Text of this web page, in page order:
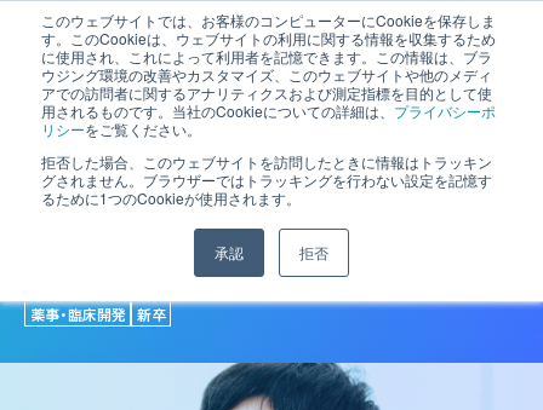
このウェブサイトでは、お客様のコンピューターにCookieを保存しま
す。このCookieは、ウェブサイトの利用に関する情報を収集するため
に使用され、これによって利用者を記憶できます。この情報は、ブラ
ウジング環境の改善やカスタマイズ、このウェブサイトや他のメディ
アでの訪問者に関するアナリティクスおよび測定指標を目的として使
用されるものです。当社のCookieについての詳細は、 プライバシーポ
リシーをご覧ください。
拒否した場合、このウェブサイトを訪問したときに情報はトラッキン
グされません。ブラウザーではトラッキングを行わない設定を記憶す
るために1つのCookieが使用されます。
承認 拒否
Recruit Site
一人では成し得ない。だからこそ、価
値がある。
2017年入社
薬事・臨床開発 新卒